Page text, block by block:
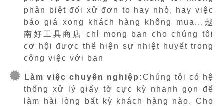
phân biệt đối xử đơn to hay nhỏ, hay việc
báo giá xong khách hàng không mua...越
南好工具商店 chỉ mong bạn cho chúng tôi
cơ hội được thể hiện sự nhiệt huyết trong
công việc với bạn
Làm việc chuyên nghiệp:Chúng tôi có hệ
thống xử lý giấy tờ cực kỳ nhanh gọn để
làm hài lòng bất kỳ khách hàng nào. Cho